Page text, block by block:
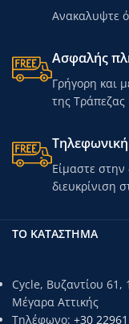
Ανακαλυψτε
Ασφαλής
Γρήγορη και
της Τράπεζας
Είμαστε στην
διευκρίνιση
ΤΟ ΚΑΤΑΣΤΗΜΑ
Cycle, Βυζαντίου 61,
Μέγαρα Αττικής
Τηλέφωνο: +30